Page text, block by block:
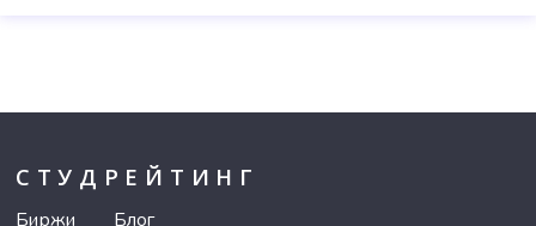
СТУДРЕЙТИНГ
Биржи Блог